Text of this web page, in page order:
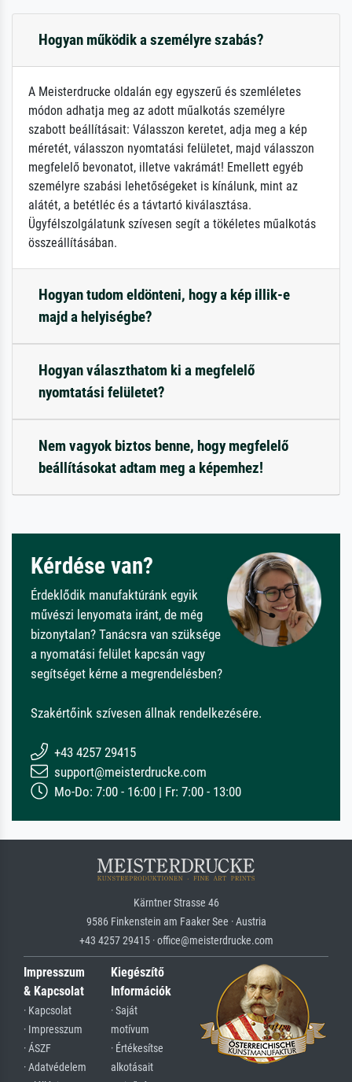
Hogyan működik a személyre szabás?
A Meisterdrucke oldalán egy egyszerű és szemléletes
módon adhatja meg az adott műalkotás személyre
szabott beállításait: Válasszon keretet, adja meg a kép
méretét, válasszon nyomtatási felületet, majd válasszon
megfelelő bevonatot, illetve vakrámát! Emellett egyéb
személyre szabási lehetőségeket is kínálunk, mint az
alátét, a betétléc és a távtartó kiválasztása.
Ügyfélszolgálatunk szívesen segít a tökéletes műalkotás
összeállításában.
Hogyan tudom eldönteni, hogy a kép illik-e
majd a helyiségbe?
Hogyan választhatom ki a megfelelő
nyomtatási felületet?
Nem vagyok biztos benne, hogy megfelelő
beállításokat adtam meg a képemhez!
Kérdése van?
Érdeklődik manufaktúránk egyik
művészi lenyomata iránt, de még
bizonytalan? Tanácsra van szüksége
a nyomatási felület kapcsán vagy
segítséget kérne a megrendelésben?
Szakértőink szívesen állnak rendelkezésére.
+43 4257 29415
support@meisterdrucke.com
Mo-Do: 7:00 - 16:00 | Fr: 7:00 - 13:00
Kärntner Strasse 46
9586 Finkenstein am Faaker See · Austria
+43 4257 29415 · office@meisterdrucke.com
Impresszum
& Kapcsolat
· Kapcsolat
· Impresszum
· ÁSZF
· Adatvédelem
Kiegészítő
Információk
· Saját
motívum
· Értékesítse
alkotásait